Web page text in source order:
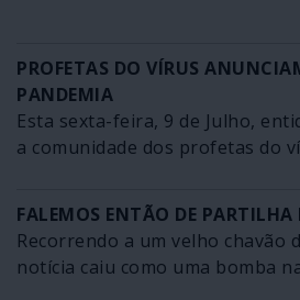
PROFETAS DO VÍRUS
PANDEMIA
Esta sexta-feira, 9 de Julho,
a comunidade dos profetas do
FALEMOS ENTÃO DE PARTILHA
Recorrendo a um velho chavão
notícia caiu como uma bomba